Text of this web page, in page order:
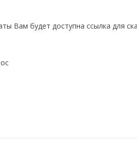
Вам будет доступна ссылка для